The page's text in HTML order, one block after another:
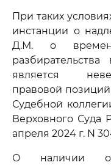
При таких
инстанции о
Д.М. о
является
правовой
Судебной
Верховного Суда
апреля 2024 г. N
О наличии